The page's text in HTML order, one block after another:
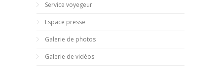
Service voyegeur
Espace presse
Galerie de photos
Galerie de vidéos